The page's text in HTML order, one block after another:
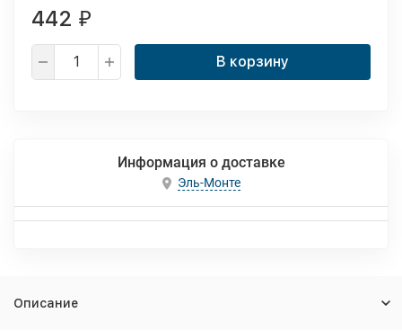
442 ₽
В корзину
Информация о доставке
Эль-Монте
Описание